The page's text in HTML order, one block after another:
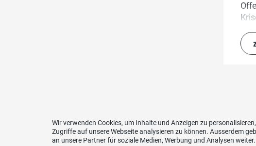
Wir verwenden Cookies, um Inhalte und Anzeigen zu
Zugriffe auf unsere Webseite analysieren zu können. Ausserdem
an unsere Partner für soziale Medien, Werbung und Analysen weiter.